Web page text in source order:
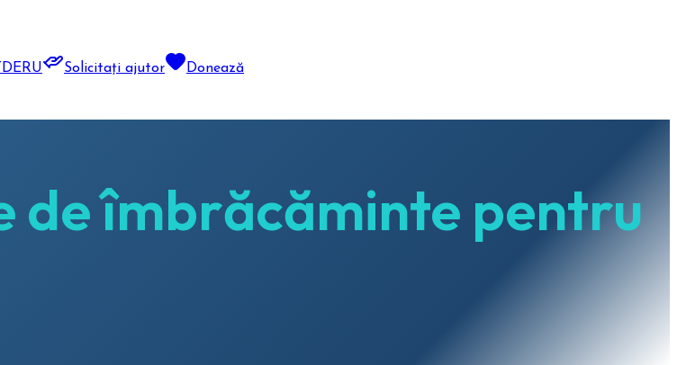
DERU Solicitați ajutor Donează
de îmbrăcăminte pentru